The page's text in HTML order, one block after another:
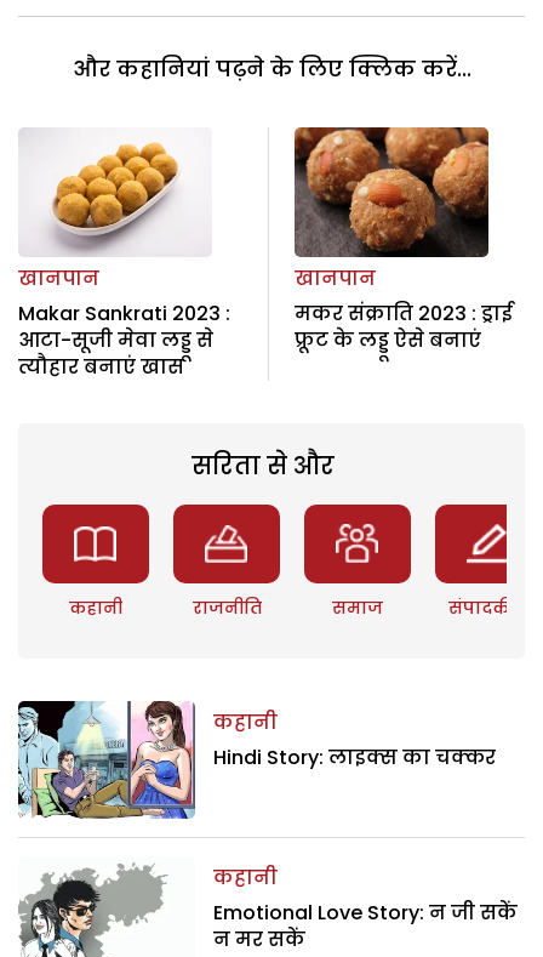
और कहानियां पढ़ने के लिए क्लिक करें...
खानपान
Makar Sankrati 2023 :
आटा-सूजी मेवा लड्डू से
त्यौहार बनाएं खास
खानपान
मकर संक्राति 2023 : ड्राई
फ्रूट के लड्डू ऐसे बनाएं
सरिता से और
कहानी राजनीति समाज संपादकीय
कहानी
Hindi Story: लाइक्स का चक्कर
कहानी
Emotional Love Story: न जी सकें
न मर सकें